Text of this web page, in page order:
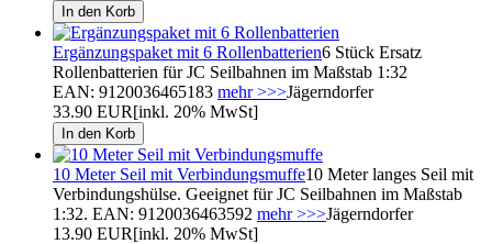
Ergänzungspaket mit 6 Rollenbatterien6 Stück Ersatz
Rollenbatterien für JC Seilbahnen im Maßstab 1:32
EAN: 9120036465183 mehr >>>Jägerndorfer
33.90 EUR[inkl. 20% MwSt]
10 Meter Seil mit Verbindungsmuffe10 Meter langes Seil mit
Verbindungshülse. Geeignet für JC Seilbahnen im Maßstab
1:32. EAN: 9120036463592 mehr >>>Jägerndorfer
13.90 EUR[inkl. 20% MwSt]